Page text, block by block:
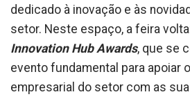
dedicado à inovação e às
setor. Neste espaço, a feira
Innovation Hub Awards, que se
evento fundamental para apoiar
empresarial do setor com as